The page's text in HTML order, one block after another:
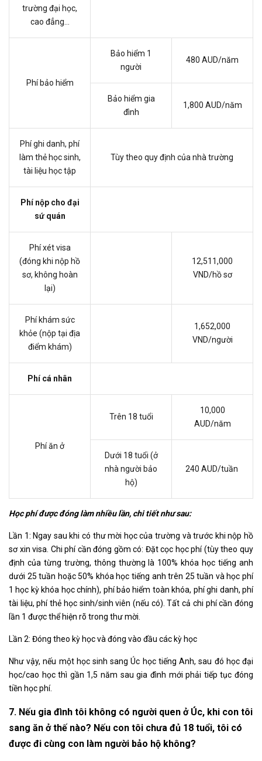
trường đại học,
cao đẳng…
Phí bảo hiểm
Bảo hiểm 1
người
480 AUD/năm
Bảo hiểm gia
đình
1,800 AUD/năm
Phí ghi danh, phí
làm thẻ học sinh,
tài liệu học tập
Tùy theo quy định của nhà trường
Phí nộp cho đại
sứ quán
Phí xét visa
(đóng khi nộp hồ
sơ, không hoàn
lại)
12,511,000
VND/hồ sơ
Phí khám sức
khỏe (nộp tại địa
điểm khám)
1,652,000
VND/người
Phí cá nhân
Phí ăn ở
Trên 18 tuổi
10,000
AUD/năm
Dưới 18 tuổi (ở
nhà người bảo
hộ)
240 AUD/tuần
Học phí được đóng làm nhiều lần, chi tiết như sau:
Lần 1: Ngay sau khi có thư mời học của trường và trước khi nộp hồ
sơ xin visa. Chi phí cần đóng gồm có: Đặt cọc học phí (tùy theo quy
định của từng trường, thông thường là 100% khóa học tiếng anh
dưới 25 tuần hoặc 50% khóa học tiếng anh trên 25 tuần và học phí
1 học kỳ khóa học chính), phí bảo hiểm toàn khóa, phí ghi danh, phí
tài liệu, phí thẻ học sinh/sinh viên (nếu có). Tất cả chi phí cần đóng
lần 1 được thể hiện rõ trong thư mời.
Lần 2: Đóng theo kỳ học và đóng vào đầu các kỳ học
Như vậy, nếu một học sinh sang Úc học tiếng Anh, sau đó học đại
học/cao học thì gần 1,5 năm sau gia đình mới phải tiếp tục đóng
tiền học phí.
7. Nếu gia đình tôi không có người quen ở Úc, khi con tôi
sang ăn ở thế nào? Nếu con tôi chưa đủ 18 tuổi, tôi có
được đi cùng con làm người bảo hộ không?